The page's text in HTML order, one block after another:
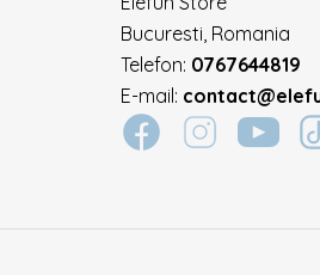
Bucuresti, Romania
Telefon: 0767644819
E-mail: